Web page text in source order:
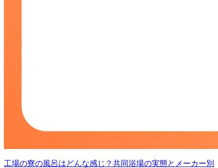
工場の寮の風呂はどんな感じ？共同浴場の実態とメーカー別